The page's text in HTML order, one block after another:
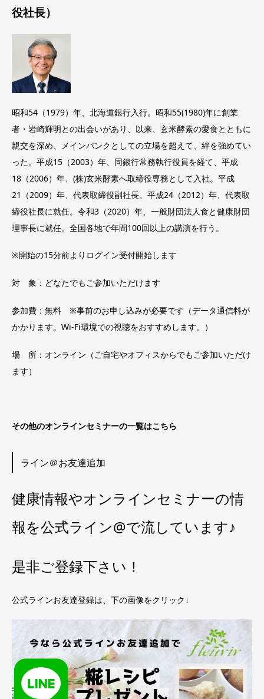
役社長）
昭和54（1979）年、北海道銀行入行。昭和55(1980)年に創業
者・岩崎輝明との出会いがあり、以来、玄米酵素の愛食とともに
親交を深め、メインバンクとしての立場を超えて、絆を強めてい
った。平成15（2003）年、同銀行常務執行役員を経て、平成
18（2006）年、(株)玄米酵素へ取締役専務として入社。平成
21（2009）年、代表取締役副社長。平成24（2012）年、代表取
締役社長に就任。令和3（2020）年、一般財団法人食と健康財団
理事長に就任。全国各地で年間100回以上の講演を行う。
※開始の15分前よりログイン受付開始します
対 象：どなたでもご参加いただけます
参加費：無料 ※事前のお申し込みが必要です（データ通信料が
かかります。Wi-Fi環境での視聴をおすすめします。）
場 所：オンライン（ご自宅やオフィスからでもご参加いただけ
ます）
その他のオンラインセミナーの一覧はこちら
ライン＠お友達追加
健康情報やオンラインセミナーの情
報を公式ライン@で流しています♪
是非ご登録下さい！
公式ラインお友達登録は、下の画像をクリック↓